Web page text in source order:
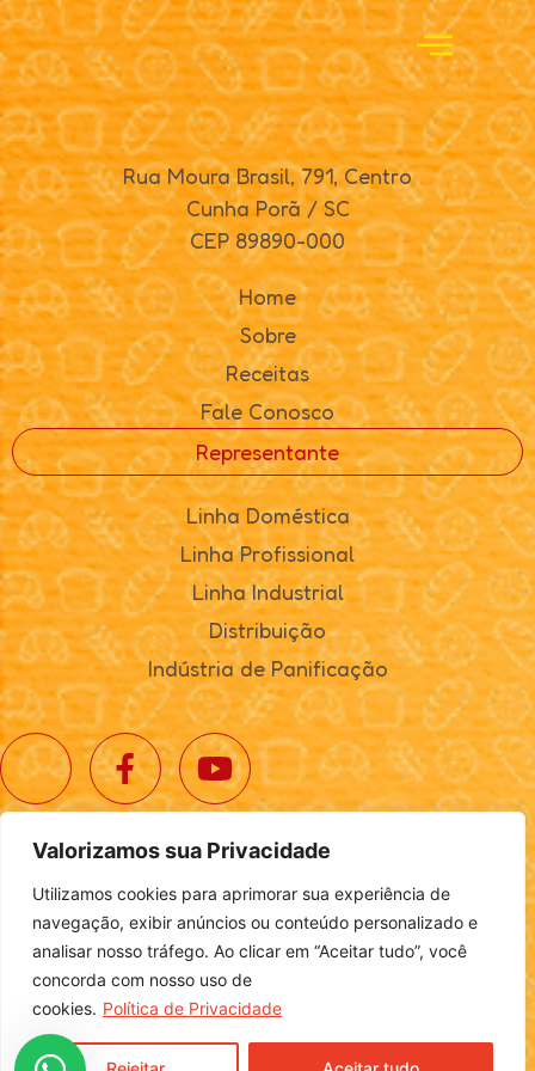
Valorizamos sua Privacidade
Utilizamos cookies para aprimorar sua experiência de
navegação, exibir anúncios ou conteúdo personalizado e
analisar nosso tráfego. Ao clicar em “Aceitar tudo”, você
concorda com nosso uso de
cookies. Política de Privacidade
Rua Moura Brasil, 791, Centro
Cunha Porã / SC
CEP 89890-000
Home
Sobre
Receitas
Fale Conosco
Representante
Linha Doméstica
Linha Profissional
Linha Industrial
Distribuição
Indústria de Panificação
© 2025. Realta Alimentos. Todos os direitos reservados.
Política de Privacidade|Definições de Cookies
Desenvolvido por